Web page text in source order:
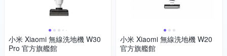
小米 Xiaomi 無線洗地機 W30
Pro 官方旗艦館
小米 Xiaomi 無線洗地機 W20
官方旗艦館